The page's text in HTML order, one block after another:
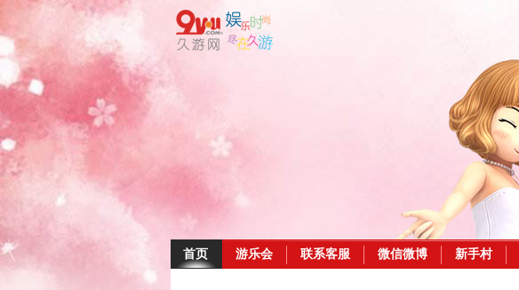
首页 游乐会 联系客服 微信微博 新手村